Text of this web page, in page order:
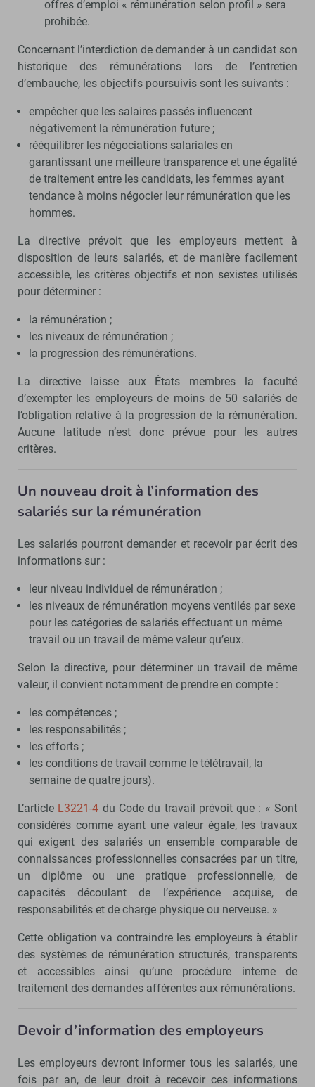
offres d’emploi « rémunération selon profil » sera
prohibée.
Concernant l’interdiction de demander à un candidat son
historique des rémunérations lors de l’entretien
d’embauche, les objectifs poursuivis sont les suivants :
empêcher que les salaires passés influencent
négativement la rémunération future ;
rééquilibrer les négociations salariales en
garantissant une meilleure transparence et une égalité
de traitement entre les candidats, les femmes ayant
tendance à moins négocier leur rémunération que les
hommes.
La directive prévoit que les employeurs mettent à
disposition de leurs salariés, et de manière facilement
accessible, les critères objectifs et non sexistes utilisés
pour déterminer :
la rémunération ;
les niveaux de rémunération ;
la progression des rémunérations.
La directive laisse aux États membres la faculté
d’exempter les employeurs de moins de 50 salariés de
l’obligation relative à la progression de la rémunération.
Aucune latitude n’est donc prévue pour les autres
critères.
Un nouveau droit à l’information des
salariés sur la rémunération
Les salariés pourront demander et recevoir par écrit des
informations sur :
leur niveau individuel de rémunération ;
les niveaux de rémunération moyens ventilés par sexe
pour les catégories de salariés effectuant un même
travail ou un travail de même valeur qu’eux.
Selon la directive, pour déterminer un travail de même
valeur, il convient notamment de prendre en compte :
les compétences ;
les responsabilités ;
les efforts ;
les conditions de travail comme le télétravail, la
semaine de quatre jours).
L’article L3221-4 du Code du travail prévoit que : « Sont
considérés comme ayant une valeur égale, les travaux
qui exigent des salariés un ensemble comparable de
connaissances professionnelles consacrées par un titre,
un diplôme ou une pratique professionnelle, de
capacités découlant de l’expérience acquise, de
responsabilités et de charge physique ou nerveuse. »
Cette obligation va contraindre les employeurs à établir
des systèmes de rémunération structurés, transparents
et accessibles ainsi qu’une procédure interne de
traitement des demandes afférentes aux rémunérations.
Devoir d’information des employeurs
Les employeurs devront informer tous les salariés, une
fois par an, de leur droit à recevoir ces informations